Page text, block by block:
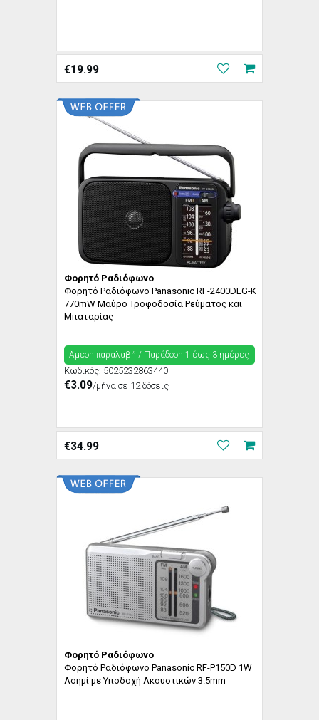
€19.99
Φορητό Ραδιόφωνο
Φορητό Ραδιόφωνο Panasonic RF-2400DEG-K
770mW Μαύρο Τροφοδοσία Ρεύματος και
Μπαταρίας
Άμεση παραλαβή / Παράδoση 1 έως 3 ημέρες
Κωδικός: 5025232863440
€3.09/μήνα σε 12 δόσεις
€34.99
Φορητό Ραδιόφωνο
Φορητό Ραδιόφωνο Panasonic RF-P150D 1W
Ασημί με Υποδοχή Ακουστικών 3.5mm